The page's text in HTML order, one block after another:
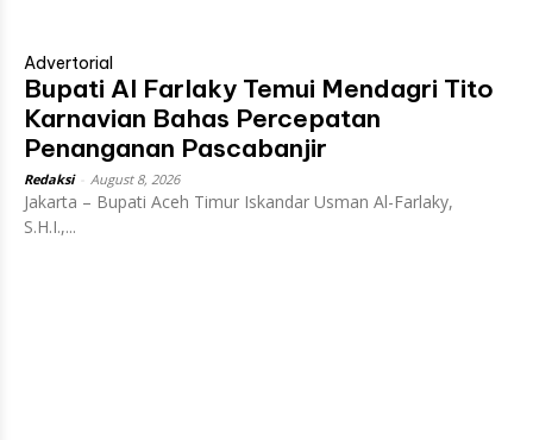
Advertorial
Bupati Al Farlaky Temui Mendagri Tito
Karnavian Bahas Percepatan
Penanganan Pascabanjir
Redaksi August 8, 2026
Jakarta – Bupati Aceh Timur Iskandar Usman Al-Farlaky,
S.H.I.,...